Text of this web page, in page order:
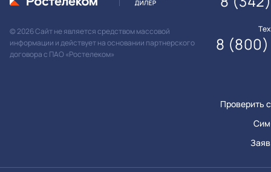
© 2026 Сайт не является средством массовой
информации и действует на основании партнерского
договора с ПАО «Ростелеком»
Проверить
8